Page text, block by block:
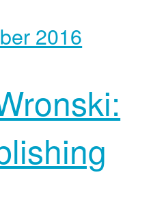
2016